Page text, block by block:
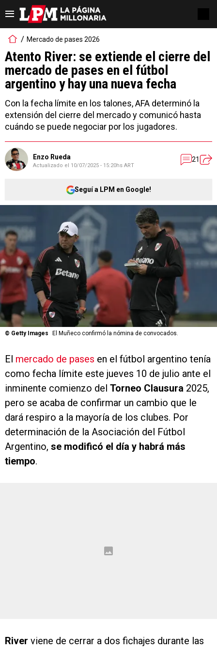
Mercado de pases 2026
Atento River: se extiende el cierre del
mercado de pases en el fútbol
argentino y hay una nueva fecha
Con la fecha límite en los talones, AFA determinó la
extensión del cierre del mercado y comunicó hasta
cuándo se puede negociar por los jugadores.
Enzo Rueda
Actualizado el 10/07/2025 - 15:20hs ART
21
Seguí a LPM en Google!
© Getty Images El Muñeco confirmó la nómina de convocados.
El mercado de pases en el fútbol argentino tenía
como fecha límite este jueves 10 de julio ante el
inminente comienzo del Torneo Clausura 2025,
pero se acaba de confirmar un cambio que le
dará respiro a la mayoría de los clubes. Por
determinación de la Asociación del Fútbol
Argentino, se modificó el día y habrá más
tiempo.
River viene de cerrar a dos fichajes durante las